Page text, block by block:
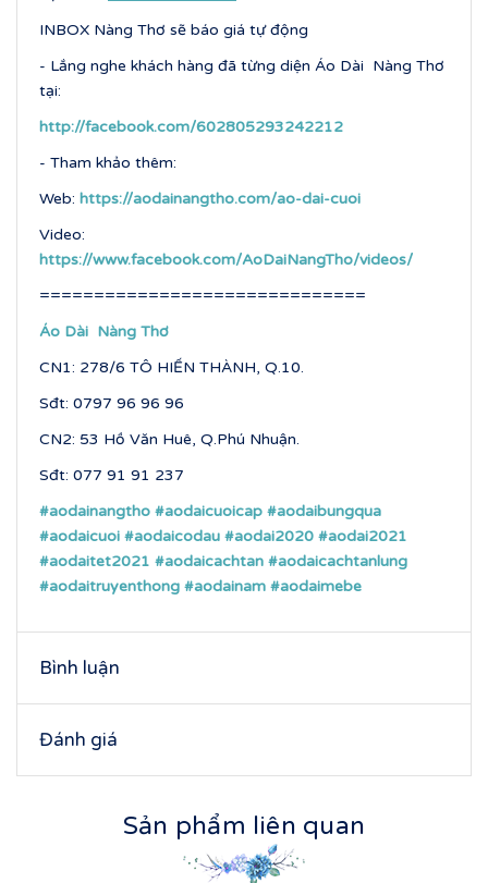
INBOX Nàng Thơ sẽ báo giá tự động
- Lắng nghe khách hàng đã từng diện Áo Dài Nàng Thơ
tại:
http://facebook.com/602805293242212
- Tham khảo thêm:
Web: https://aodainangtho.com/ao-dai-cuoi
Video:
https://www.facebook.com/AoDaiNangTho/videos/
==============================
Áo Dài Nàng Thơ
CN1: 278/6 TÔ HIẾN THÀNH, Q.10.
Sđt: 0797 96 96 96
CN2: 53 Hồ Văn Huê, Q.Phú Nhuận.
Sđt: 077 91 91 237
#aodainangtho #aodaicuoicap #aodaibungqua
#aodaicuoi #aodaicodau #aodai2020 #aodai2021
#aodaitet2021 #aodaicachtan #aodaicachtanlung
#aodaitruyenthong #aodainam #aodaimebe
Bình luận
Đánh giá
Sản phẩm liên quan